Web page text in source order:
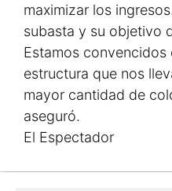
maximizar los
subasta y su objetivo
Estamos convencidos
estructura que nos
mayor cantidad de
aseguró.
El Espectador